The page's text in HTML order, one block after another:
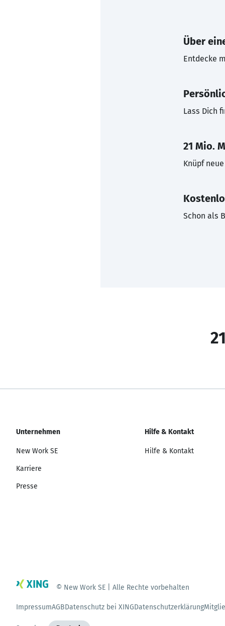
Über
Entdecke
Lass Dich
21 Mio.
Knüpf
Schon als
Unternehmen
New Work SE
Karriere
Presse
Hilfe & Kontakt
Hilfe & Kontakt
© New Work SE | Alle Rechte vorbehalten
ImpressumAGBDatenschutz bei XINGDatenschutzerklärung